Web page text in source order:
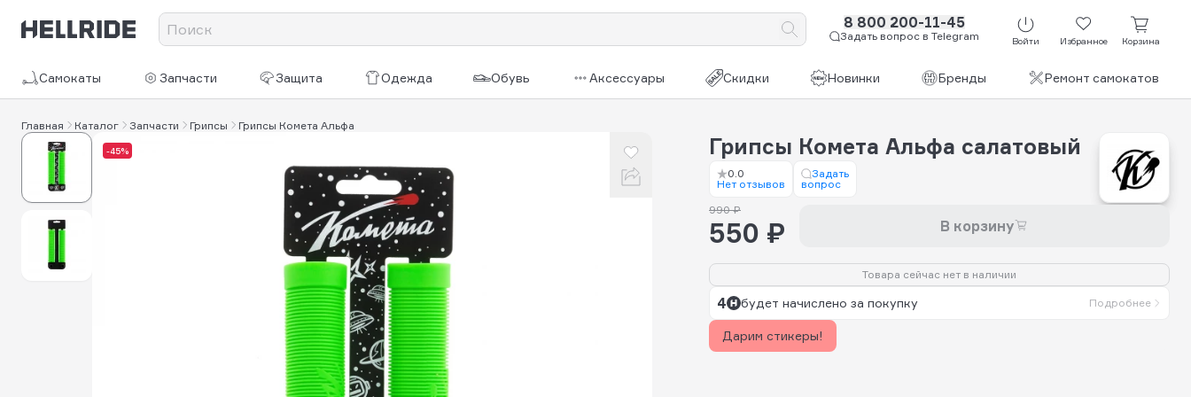
8 800 200-11-45
Задать вопрос в Telegram Войти Избранное Корзина
Самокаты Запчасти Защита Одежда Обувь Аксессуары Скидки Новинки Бренды Ремонт самокатов
Главная Каталог Запчасти Грипсы Грипсы Комета Альфа
-45% Грипсы Комета Альфа салатовый
0.0
Нет отзывов
Задать
вопрос
990 ₽
550 ₽ В корзину
Товара сейчас нет в наличии
4 будет начислено за покупку Подробнее
Дарим стикеры!